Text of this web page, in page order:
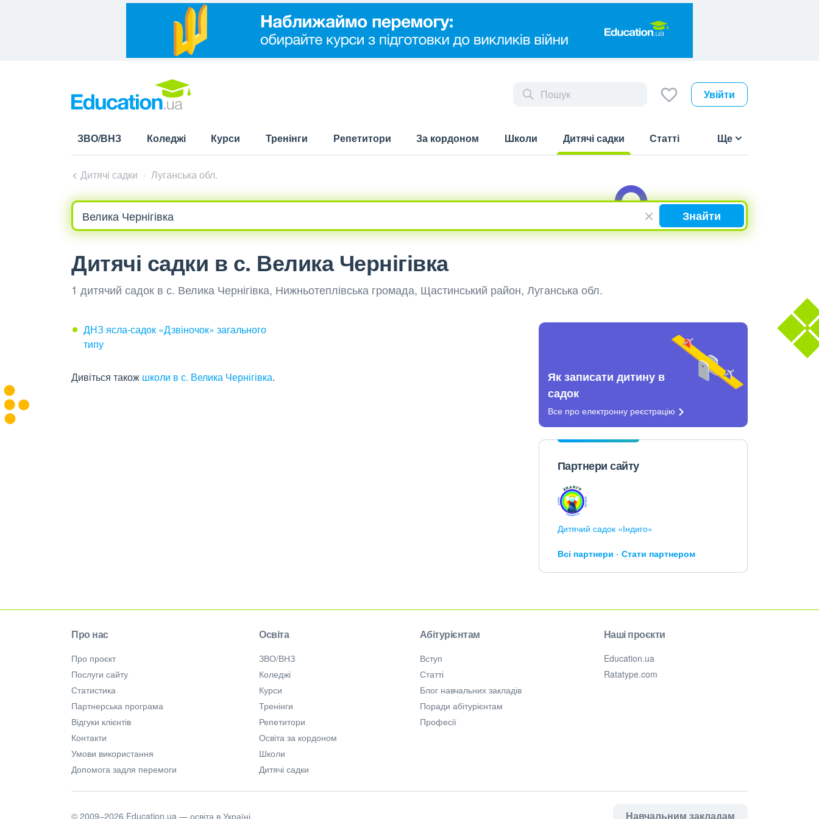
Увійти
ЗВО/ВНЗ Коледжі Курси Тренінги Репетитори За кордоном Школи
Дитячі садки
Статті Ще
Дитячі садки Луганська обл.
Знайти
Дитячі садки в с. Велика Чернігівка
1 дитячий садок в с. Велика Чернігівка, Нижньотеплівська громада, Щастинський район, Луганська обл.
ДНЗ ясла-садок «Дзвіночок» загального
типу
Дивіться також школи в с. Велика Чернігівка.
Як записати дитину в
садок
Все про електронну реєстрацію
Партнери сайту
Дитячий садок «Індиго»
Всі партнери Стати партнером
Про нас
Про проєкт
Послуги сайту
Статистика
Партнерська програма
Відгуки клієнтів
Контакти
Умови використання
Допомога задля перемоги
Освіта
ЗВО/ВНЗ
Коледжі
Курси
Тренінги
Репетитори
Освіта за кордоном
Школи
Дитячі садки
Абітурієнтам
Вступ
Статті
Блог навчальних закладів
Поради абітурієнтам
Професії
Наші проєкти
Education.ua
Ratatype.com
Навчальним закладам
© 2009–2026 Education.ua — освіта в Україні.